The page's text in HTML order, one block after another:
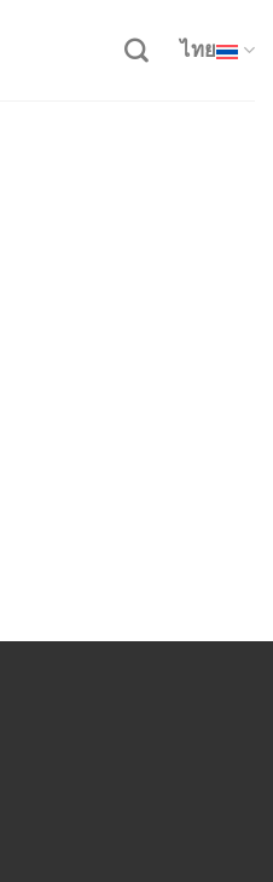
ไทย